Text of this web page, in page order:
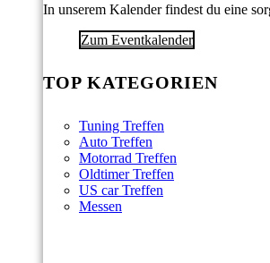
In unserem Kalender findest du eine
Zum Eventkalender
TOP KATEGORIEN
Tuning Treffen
Auto Treffen
Motorrad Treffen
Oldtimer Treffen
US car Treffen
Messen